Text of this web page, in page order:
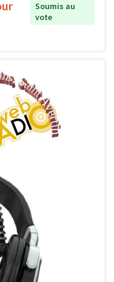
Soumis au
vote